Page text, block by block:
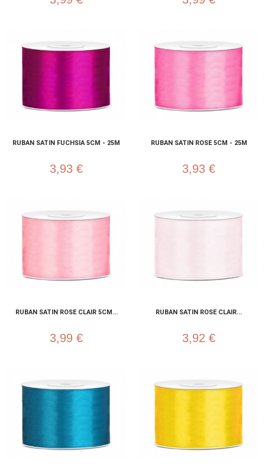
RUBAN SATIN FUCHSIA 5CM - 25M
3,93 €
RUBAN SATIN ROSE 5CM - 25M
3,93 €
RUBAN SATIN ROSE CLAIR 5CM...
3,99 €
RUBAN SATIN ROSE CLAIR...
3,92 €